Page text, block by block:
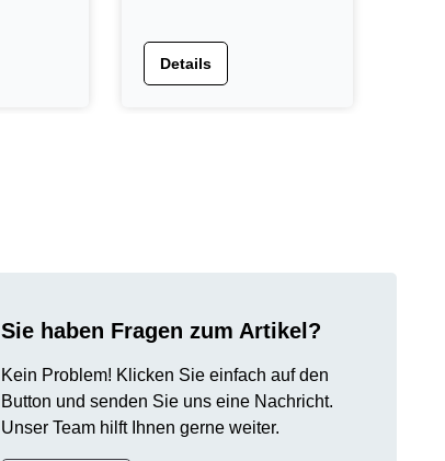
Details
Sie haben Fragen zum Artikel?
Kein Problem! Klicken Sie einfach auf den
Button und senden Sie uns eine Nachricht.
Unser Team hilft Ihnen gerne weiter.